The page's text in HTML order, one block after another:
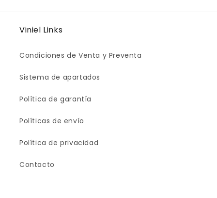
Viniel Links
Condiciones de Venta y Preventa
Sistema de apartados
Política de garantía
Políticas de envío
Política de privacidad
Contacto